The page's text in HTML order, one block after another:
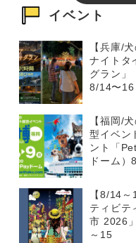
イベント
【兵庫/
ナイトタ
グラン」
8/14〜16
【福岡/
型イベン
ント「
ドーム）
【8/14
ティビテ
市 2026
～15